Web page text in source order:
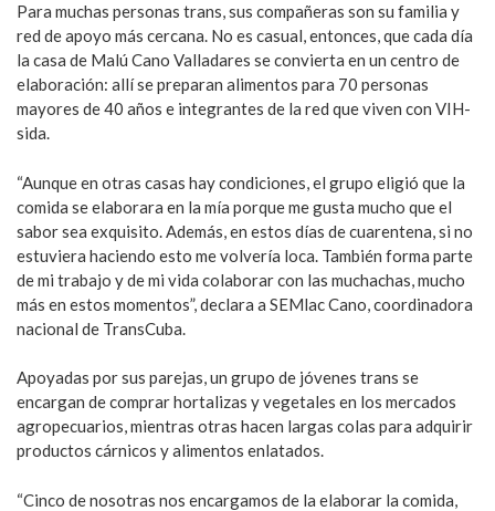
Para muchas personas trans, sus compañeras son su familia y
red de apoyo más cercana. No es casual, entonces, que cada día
la casa de Malú Cano Valladares se convierta en un centro de
elaboración: allí se preparan alimentos para 70 personas
mayores de 40 años e integrantes de la red que viven con VIH-
sida.
“Aunque en otras casas hay condiciones, el grupo eligió que la
comida se elaborara en la mía porque me gusta mucho que el
sabor sea exquisito. Además, en estos días de cuarentena, si no
estuviera haciendo esto me volvería loca. También forma parte
de mi trabajo y de mi vida colaborar con las muchachas, mucho
más en estos momentos”, declara a SEMlac Cano, coordinadora
nacional de TransCuba.
Apoyadas por sus parejas, un grupo de jóvenes trans se
encargan de comprar hortalizas y vegetales en los mercados
agropecuarios, mientras otras hacen largas colas para adquirir
productos cárnicos y alimentos enlatados.
“Cinco de nosotras nos encargamos de la elaborar la comida,